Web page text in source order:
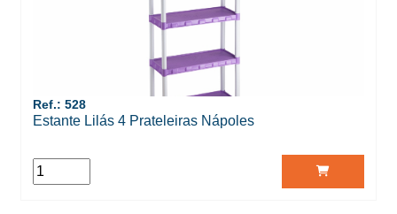
Ref.: 528
Estante Lilás 4 Prateleiras Nápoles